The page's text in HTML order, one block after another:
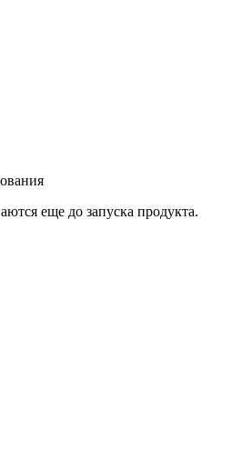
еще до запуска продукта.